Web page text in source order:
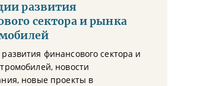
развития
сектора и рынка
финансового сектора и
новости
новые проекты в